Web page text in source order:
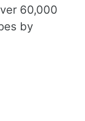
60,000
by